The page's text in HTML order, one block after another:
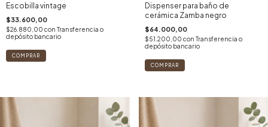
Escobilla vintage
$33.600,00
$26.880,00 con Transferencia o
depósito bancario
Dispenser para baño de
cerámica Zamba negro
$64.000,00
$51.200,00 con Transferencia o
depósito bancario